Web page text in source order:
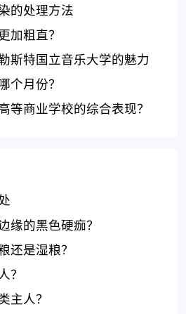
的处理方法
加粗直？
斯特国立音乐大学的魅力
个月份？
等商业学校的综合表现？
缘的黑色硬痂？
还是湿粮？
？
主人？